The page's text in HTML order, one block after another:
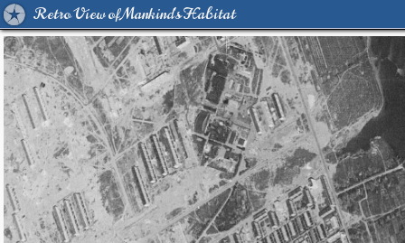
Retro View of Mankind's Habitat